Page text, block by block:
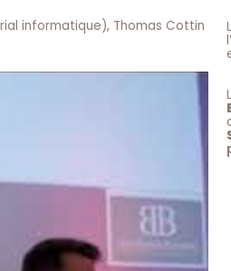
informatique), Thomas Cottin